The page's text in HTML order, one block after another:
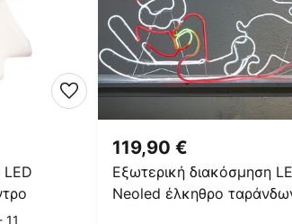
Εξωτερική διακόσμηση
Neoled έλκηθρο
119,90 €